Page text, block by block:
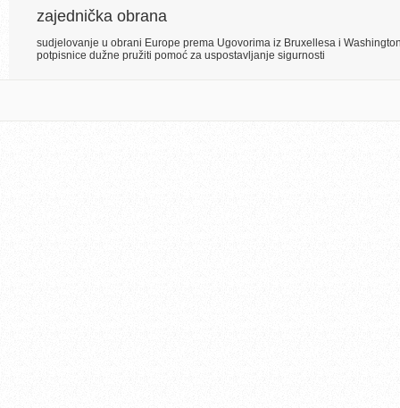
zajednička obrana
sudjelovanje u obrani Europe prema Ugovorima iz Bruxellesa i
potpisnice dužne pružiti pomoć za uspostavljanje sigurnosti